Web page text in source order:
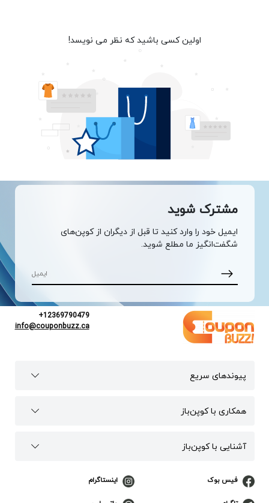
اولین کسی باشید که نظر می نویسد!
مشترک شوید
ایمیل خود را وارد کنید تا قبل از دیگران از کوپن‌های
شگفت‌انگیز ما مطلع شوید.
+12369790479
info@couponbuzz.ca
پیوند‌های سریع
همکاری با کوپن‌باز
آشنایی با کوپن‌باز
فیس بوک اینستاگرام